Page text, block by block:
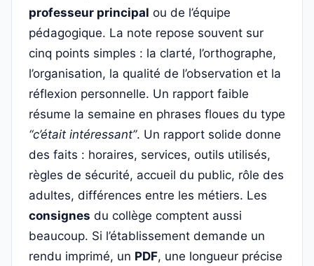
professeur principal ou de l’équipe
pédagogique. La note repose souvent sur
cinq points simples : la clarté, l’orthographe,
l’organisation, la qualité de l’observation et la
réflexion personnelle. Un rapport faible
résume la semaine en phrases floues du type
“c’était intéressant”. Un rapport solide donne
des faits : horaires, services, outils utilisés,
règles de sécurité, accueil du public, rôle des
adultes, différences entre les métiers. Les
consignes du collège comptent aussi
beaucoup. Si l’établissement demande un
rendu imprimé, un PDF, une longueur précise